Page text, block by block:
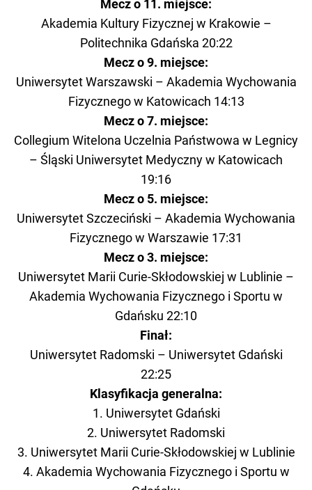
Mecz o 11. miejsce:
Akademia Kultury Fizycznej w Krakowie –
Politechnika Gdańska 20:22
Mecz o 9. miejsce:
Uniwersytet Warszawski – Akademia Wychowania
Fizycznego w Katowicach 14:13
Mecz o 7. miejsce:
Collegium Witelona Uczelnia Państwowa w Legnicy
– Śląski Uniwersytet Medyczny w Katowicach
19:16
Mecz o 5. miejsce:
Uniwersytet Szczeciński – Akademia Wychowania
Fizycznego w Warszawie 17:31
Mecz o 3. miejsce:
Uniwersytet Marii Curie-Skłodowskiej w Lublinie –
Akademia Wychowania Fizycznego i Sportu w
Gdańsku 22:10
Finał:
Uniwersytet Radomski – Uniwersytet Gdański
22:25
Klasyfikacja generalna:
1. Uniwersytet Gdański
2. Uniwersytet Radomski
3. Uniwersytet Marii Curie-Skłodowskiej w Lublinie
4. Akademia Wychowania Fizycznego i Sportu w